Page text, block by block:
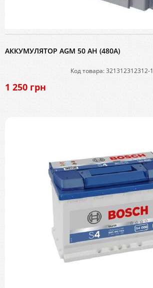
АККУМУЛЯТОР AGM 50 AH (480A)
Код товара: 321312312312-1
1 250 грн